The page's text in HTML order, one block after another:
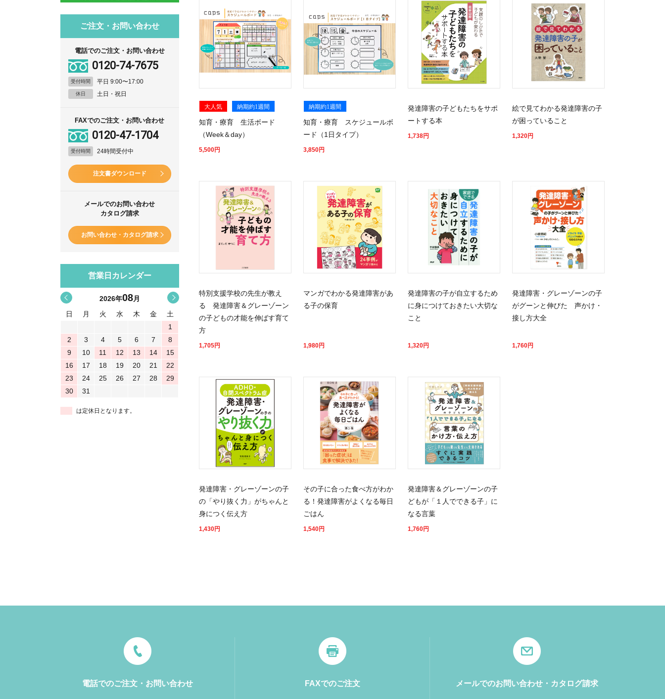
ご注文・お問い合わせ
電話でのご注文・お問い合わせ
0120-74-7675
受付時間 平日 9:00〜17:00
休日 土日・祝日
FAXでのご注文・お問い合わせ
0120-47-1704
受付時間 24時間受付中
注文書ダウンロード
メールでのお問い合わせ
カタログ請求
お問い合わせ・カタログ請求
営業日カレンダー
< >
2026年08月
日
月 火 水 木 金
土
1
2
3 4 5 6 7
8
9
10 11 12 13 14
15
16
17 18 19 20 21
22
23
24 25 26 27 28
29
30
31
は定休日となります。
大人気 納期約1週間
知育・療育 生活ボード
（Week＆day）
5,500円
納期約1週間
知育・療育 スケジュールボ
ード（1日タイプ）
3,850円
発達障害の子どもたちをサポ
ートする本
1,738円
絵で見てわかる発達障害の子
が困っていること
1,320円
特別支援学校の先生が教え
る 発達障害＆グレーゾーン
の子どもの才能を伸ばす育て
方
1,705円
マンガでわかる発達障害があ
る子の保育
1,980円
発達障害の子が自立するため
に身につけておきたい大切な
こと
1,320円
発達障害・グレーゾーンの子
がグーンと伸びた 声かけ・
接し方大全
1,760円
発達障害・グレーゾーンの子
の「やり抜く力」がちゃんと
身につく伝え方
1,430円
その子に合った食べ方がわか
る！発達障害がよくなる毎日
ごはん
1,540円
発達障害＆グレーゾーンの子
どもが「１人でできる子」に
なる言葉
1,760円
電話でのご注文・お問い合わせ FAXでのご注文 メールでのお問い合わせ・カタログ請求